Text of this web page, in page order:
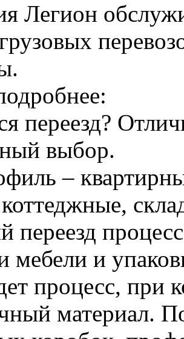
Легион
переезд?
выбор.
–
переезд
мебели и
процесс, при
материал.